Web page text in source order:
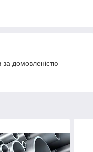
за домовленістю